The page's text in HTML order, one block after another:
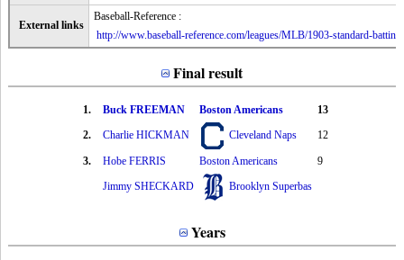
External links
Baseball-Reference :
http://www.baseball-reference.com/leagues/MLB/1903-standard-
Final result
1. Buck FREEMAN Boston Americans
13
2.
Charlie HICKMAN Cleveland Naps 12
3. Hobe FERRIS Boston Americans
9
Jimmy SHECKARD
Brooklyn Superbas
Years